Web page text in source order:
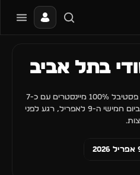
✈️חו״ל 🔥 בקרוב 📰
או שם חג.
בתל אביב
מתחם הפליי (Play) מביא איתו פסטיבל 100% מיינסטרים עם כ-7
אומנים מובילים מהז׳אנר. ניפגש ביום חמישי ה-9 לאפריל, רגע לפני